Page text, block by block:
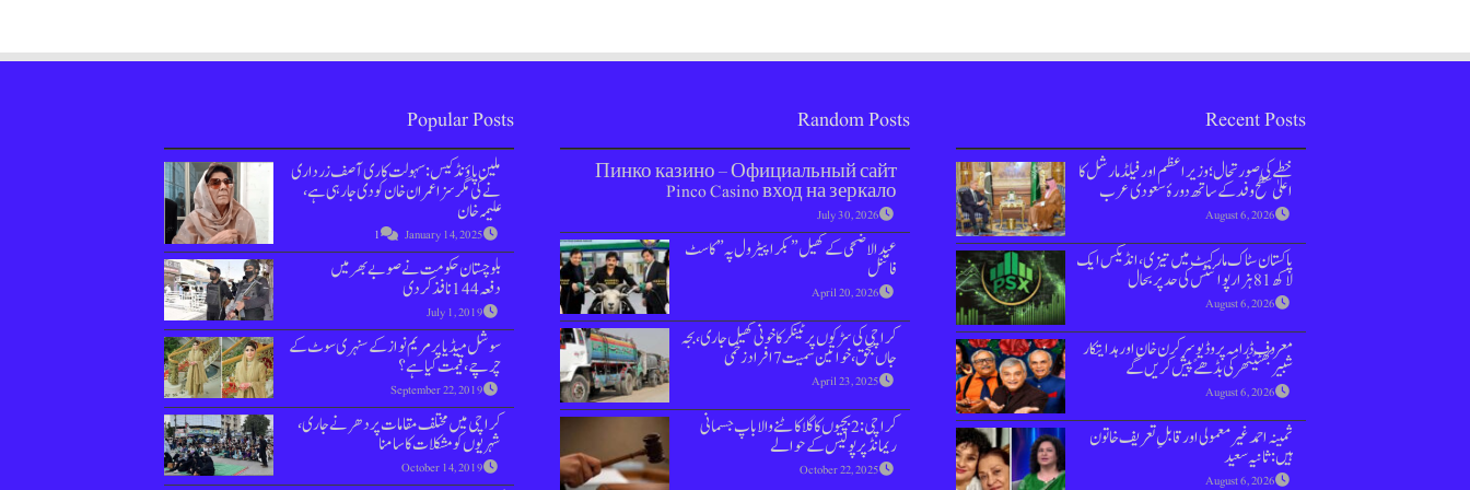
Popular Posts
ملین پاؤنڈ کیس : سہولت کاری آصف زرداری
نے کی مگر سزا عمران خان کو دی جارہی ہے،
علیمہ خان
January 14, 2025
1
بلوچستان حکومت نے صوبے بھر میں
دفعہ 144 نافذ کردی
July 1, 2019
سوشل میڈیا پر مریم نواز کے سنہری سوٹ کے
چرچے، قیمت کیا ہے؟
September 22, 2019
کراچی میں مختلف مقامات پر دھرنے جاری،
شہریوں کو مشکلات کا سامنا
October 14, 2019
Random Posts
Пинко казино – Официальный сайт
Pinco Casino вход на зеркало
July 30, 2026
عیدالاضحی کے کھیل” بکرا پیٹرول پہ” کاسٹ
فائنل
April 20, 2026
کراچی کی سڑکوں پر ٹینکر کا خونی کھیل جاری، بجہ
جاں بحق، خواتین سمیت 7 افراد زخمی
April 23, 2025
کراچی: 2 بچیوں کا گلا کاٹنے والا باپ جسمانی
ریمانڈ پر پولیس کے حوالے
October 22, 2025
Recent Posts
خطے کی صورتحال؛ وزیراعظم اور فیلڈ مارشل کا
اعلیٰ سطح وفد کے ساتھ دورۂ سعودی عرب
August 6, 2026
پاکستان سٹاک مارکیٹ میں تیزی،انڈیکس ایک
لاکھ 81 ہزار پوائنٹس کی حد پر بحال
August 6, 2026
معروف ڈرامہ پروڈیوسر کرن خان اور ہدایتکار
شبیر بھٹیًٹھرکی بڈھےًپیش کریں گے
August 6, 2026
ثمینہ احمد غیر معمولی اور قابلِ تعریف خاتون
ہیں: ثانیہ سعید
August 6, 2026